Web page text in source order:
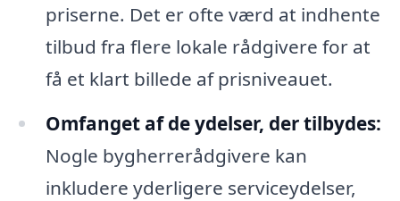
priserne. Det er ofte værd at indhente
tilbud fra flere lokale rådgivere for at
få et klart billede af prisniveauet.
Omfanget af de ydelser, der tilbydes:
Nogle bygherrerådgivere kan
inkludere yderligere serviceydelser,